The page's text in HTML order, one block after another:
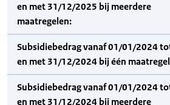
en met 31/12/2025 bij meerdere
maatregelen:
Subsidiebedrag vanaf 01/01/2024
en met 31/12/2024 bij één
Subsidiebedrag vanaf 01/01/2024
en met 31/12/2024 bij meerdere